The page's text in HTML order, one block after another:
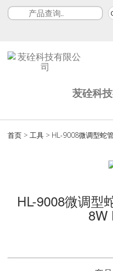
苃硂科
首页 > 工具 > HL-9008微调型蛇
HL-9008微调型
8W